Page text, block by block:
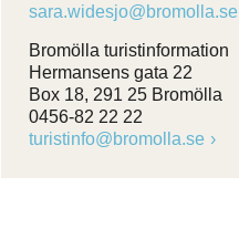
sara.widesjo@bromolla.se
Bromölla turistinformation
Hermansens gata 22
Box 18, 291 25 Bromölla
0456-82 22 22
turistinfo@bromolla.se